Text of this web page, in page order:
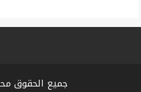
جميع الحقوق